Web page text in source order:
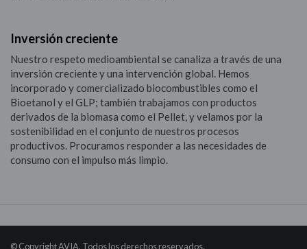
Inversión creciente
Nuestro respeto medioambiental se canaliza a través de una
inversión creciente y una intervención global. Hemos
incorporado y comercializado biocombustibles como el
Bioetanol y el GLP; también trabajamos con productos
derivados de la biomasa como el Pellet, y velamos por la
sostenibilidad en el conjunto de nuestros procesos
productivos. Procuramos responder a las necesidades de
consumo con el impulso más limpio.
© Copyright AVIA. Todos los derechos reservados.